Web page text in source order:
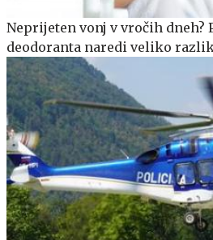
Neprijeten vonj v vročih dneh?
deodoranta naredi veliko